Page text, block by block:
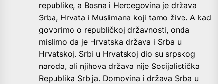
republike, a Bosna i Hercegovina je država
Srba, Hrvata i Muslimana koji tamo žive. A kad
govorimo o republičkoj državnosti, onda
mislimo da je Hrvatska država i Srba u
Hrvatskoj. Srbi u Hrvatskoj dio su srpskog
naroda, ali njihova država nije Socijalistička
Republika Srbija. Domovina i država Srba u